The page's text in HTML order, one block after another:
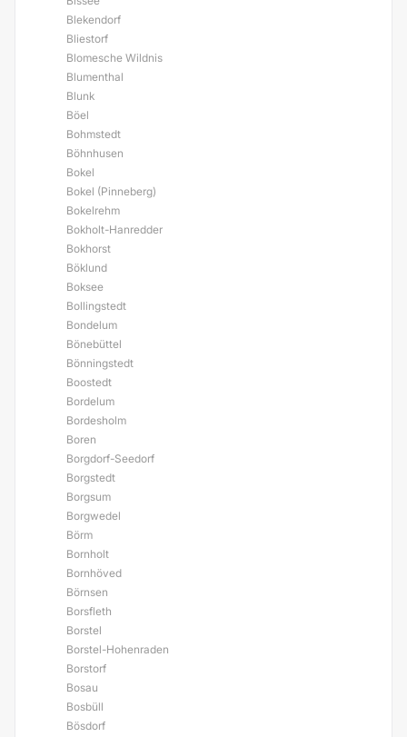
Blekendorf
Bliestorf
Blomesche Wildnis
Blumenthal
Blunk
Böel
Bohmstedt
Böhnhusen
Bokel
Bokel (Pinneberg)
Bokelrehm
Bokholt-Hanredder
Bokhorst
Böklund
Boksee
Bollingstedt
Bondelum
Bönebüttel
Bönningstedt
Boostedt
Bordelum
Bordesholm
Boren
Borgdorf-Seedorf
Borgstedt
Borgsum
Borgwedel
Börm
Bornholt
Bornhöved
Börnsen
Borsfleth
Borstel
Borstel-Hohenraden
Borstorf
Bosau
Bosbüll
Bösdorf